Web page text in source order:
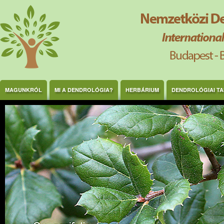
Ugrás a tartalomra
MAGUNKRÓL MI A DENDROLÓGIA? HERBÁRIUM DENDROLÓGIAI